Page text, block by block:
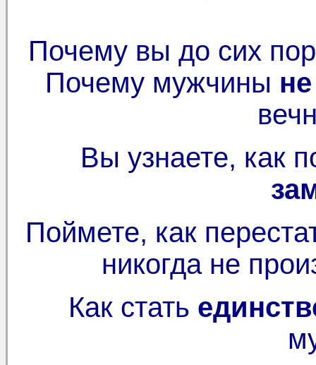
Почему вы до сих
Почему мужчины
Вы узнаете, как
Поймете, как
никогда не
Как стать